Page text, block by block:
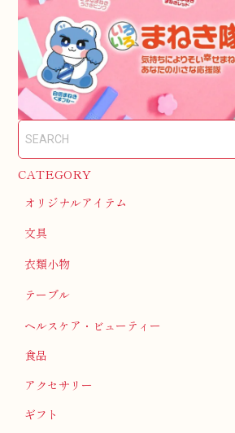
CATEGORY
オリジナルアイテム
文具
衣類小物
テーブル
ヘルスケア・ビューティー
食品
アクセサリー
ギフト